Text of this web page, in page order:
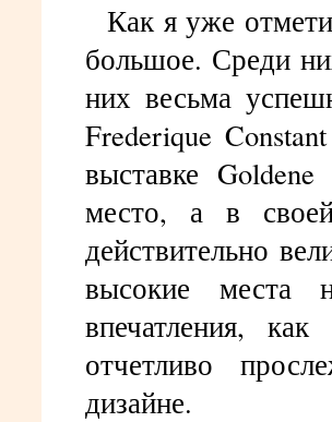
Как я уже
большое. Среди
них весьма
Frederique
выставке
место, а в
действительно
высокие места
впечатления,
отчетливо
дизайне.